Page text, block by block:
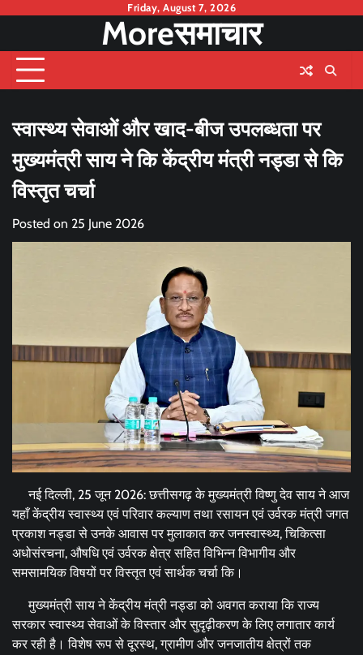
content
Friday, August 7, 2026
Moreसमाचार
स्वास्थ्य सेवाओं और खाद-बीज उपलब्धता पर
मुख्यमंत्री साय ने कि केंद्रीय मंत्री नड्डा से कि
विस्तृत चर्चा
Posted on 25 June 2026
नई दिल्ली, 25 जून 2026: छत्तीसगढ़ के मुख्यमंत्री विष्णु देव साय ने आज
यहाँ केंद्रीय स्वास्थ्य एवं परिवार कल्याण तथा रसायन एवं उर्वरक मंत्री जगत
प्रकाश नड्डा से उनके आवास पर मुलाकात कर जनस्वास्थ्य, चिकित्सा
अधोसंरचना, औषधि एवं उर्वरक क्षेत्र सहित विभिन्न विभागीय और
समसामयिक विषयों पर विस्तृत एवं सार्थक चर्चा कि।
मुख्यमंत्री साय ने केंद्रीय मंत्री नड्डा को अवगत कराया कि राज्य
सरकार स्वास्थ्य सेवाओं के विस्तार और सुदृढ़ीकरण के लिए लगातार कार्य
कर रही है। विशेष रूप से दूरस्थ, ग्रामीण और जनजातीय क्षेत्रों तक